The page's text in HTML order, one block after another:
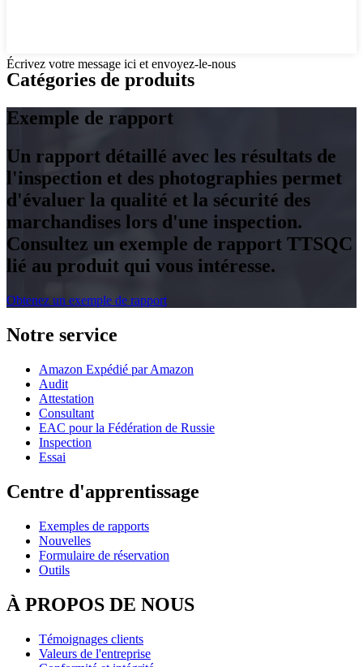
Écrivez votre message ici et envoyez-le-nous
Catégories de produits
Exemple de rapport
Un rapport détaillé avec les résultats de
l'inspection et des photographies permet
d'évaluer la qualité et la sécurité des
marchandises lors d'une inspection.
Consultez un exemple de rapport TTSQC
lié au produit qui vous intéresse.
Obtenez un exemple de rapport
Notre service
Amazon Expédié par Amazon
Audit
Attestation
Consultant
EAC pour la Fédération de Russie
Inspection
Essai
Centre d'apprentissage
Exemples de rapports
Nouvelles
Formulaire de réservation
Outils
À PROPOS DE NOUS
Témoignages clients
Valeurs de l'entreprise